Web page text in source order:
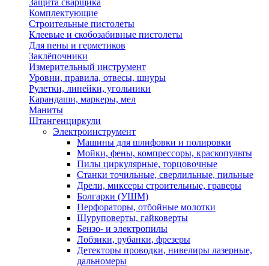
Защита сварщика
Комплектующие
Строительные пистолеты
Клеевые и скобозабивные пистолеты
Для пены и герметиков
Заклёпочники
Измерительный инструмент
Уровни, правила, отвесы, шнуры
Рулетки, линейки, угольники
Карандаши, маркеры, мел
Маниты
Штангенциркули
Электроинструмент
Машины для шлифовки и полировки
Мойки, фены, компрессоры, краскопульты
Пилы циркулярные, торцовочные
Станки точильные, сверлильные, пильные
Дрели, миксеры строительные, граверы
Болгарки (УШМ)
Перфораторы, отбойные молотки
Шуруповерты, гайковерты
Бензо- и электропилы
Лобзики, рубанки, фрезеры
Детекторы проводки, нивелиры лазерные,
дальномеры